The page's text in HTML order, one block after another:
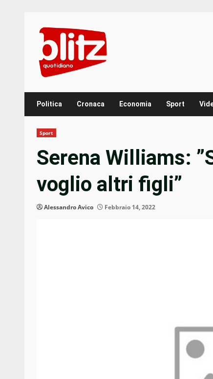
content
Politica Cronaca Economia Sport
Sport
Serena Williams:
voglio altri figli”
Alessandro Avico Febbraio 14, 2022